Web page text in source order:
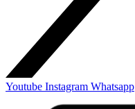
Youtube Instagram Whatsapp